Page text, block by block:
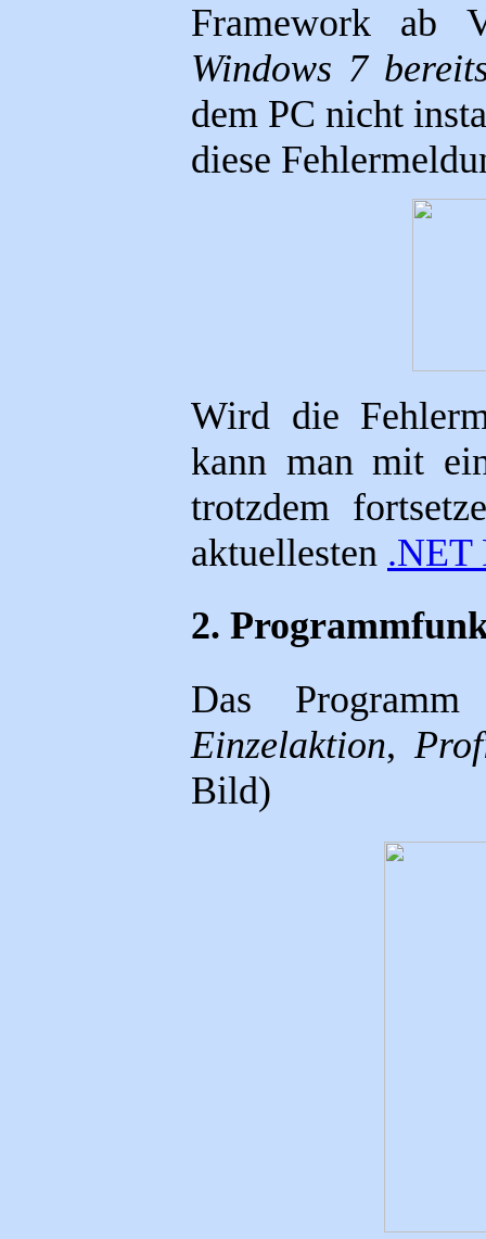
Framework ab
Windows 7
dem PC nicht
diese
Wird die
kann man mit
trotzdem
aktuellesten .NET
2.
Das
Einzelaktion,
Bild)